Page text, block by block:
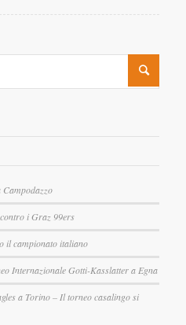
Campodazzo
i Graz 99ers
il campionato italiano
Internazionale Gotti-Kasslatter a Egna
a Torino – Il torneo casalingo si